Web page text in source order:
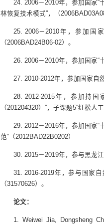
24. 2006－2010年，参加国家“
林恢复技术模式”，（
25. 2006－2010年，参加国
（2006BAD24B06-02）。
26. 2006－2010年，参加国家“
27. 2010-2012年，参加国家自
28. 2012-2015年，参加持
（201204320）”，子课题5“红松人
29. 2012－2016年，参加国家“
范”（2012BAD22B0202）
30. 2015－2019年，参与黑龙
31. 2016-2019年，参与国家
（31570626）。
论文：
1. Weiwei Jia, Dongsheng